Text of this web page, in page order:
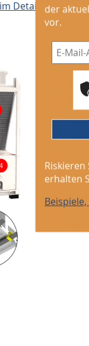
Detail.
vor.
erhalten